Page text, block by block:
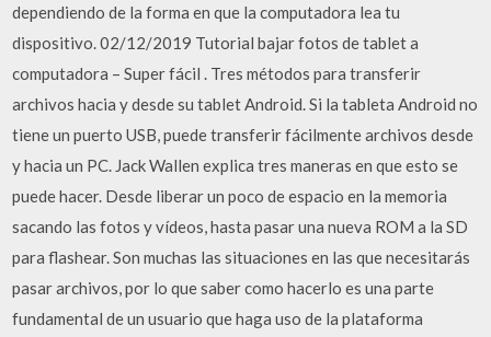
dependiendo de la forma en que la computadora lea tu
dispositivo. 02/12/2019 Tutorial bajar fotos de tablet a
computadora – Super fácil . Tres métodos para transferir
archivos hacia y desde su tablet Android. Si la tableta Android no
tiene un puerto USB, puede transferir fácilmente archivos desde
y hacia un PC. Jack Wallen explica tres maneras en que esto se
puede hacer. Desde liberar un poco de espacio en la memoria
sacando las fotos y vídeos, hasta pasar una nueva ROM a la SD
para flashear. Son muchas las situaciones en las que necesitarás
pasar archivos, por lo que saber como hacerlo es una parte
fundamental de un usuario que haga uso de la plataforma